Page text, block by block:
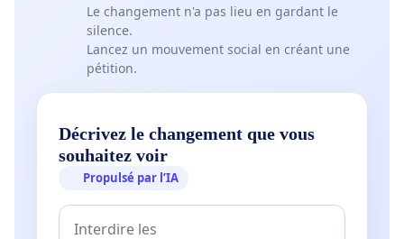
Le changement n'a pas lieu en gardant le
silence.
Lancez un mouvement social en créant une
pétition.
Décrivez le changement que vous
souhaitez voir
Propulsé par l’IA